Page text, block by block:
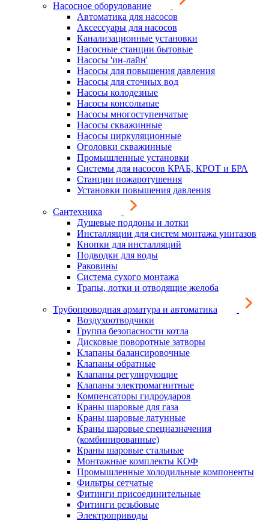
Насосное оборудование
Автоматика для насосов
Аксессуары для насосов
Канализационные установки
Насосные станции бытовые
Насосы 'ин-лайн'
Насосы для повышения давления
Насосы для сточных вод
Насосы колодезные
Насосы консольные
Насосы многоступенчатые
Насосы скважинные
Насосы циркуляционные
Оголовки скважинные
Промышленные установки
Системы для насосов КРАБ, КРОТ и БРА
Станции пожаротушения
Установки повышения давления
Сантехника
Душевые поддоны и лотки
Инсталляции для систем монтажа унитазов
Кнопки для инсталляций
Подводки для воды
Раковины
Система сухого монтажа
Трапы, лотки и отводящие желоба
Трубопроводная арматура и автоматика
Воздухоотводчики
Группа безопасности котла
Дисковые поворотные затворы
Клапаны балансировочные
Клапаны обратные
Клапаны регулирующие
Клапаны электромагнитные
Компенсаторы гидроударов
Краны шаровые для газа
Краны шаровые латунные
Краны шаровые спецназначения
(комбинированные)
Краны шаровые стальные
Монтажные комплекты КОФ
Промышленные холодильные компоненты
Фильтры сетчатые
Фитинги присоединительные
Фитинги резьбовые
Электроприводы